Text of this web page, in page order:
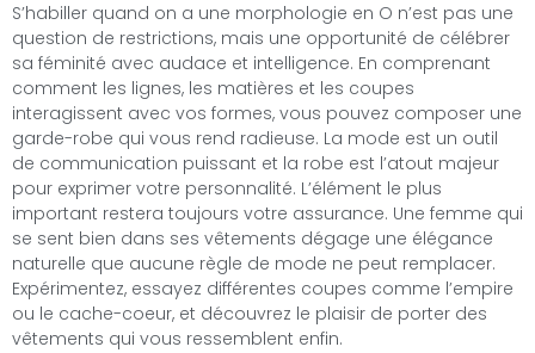
S’habiller quand on a une morphologie en O n’est pas une
question de restrictions, mais une opportunité de célébrer
sa féminité avec audace et intelligence. En comprenant
comment les lignes, les matières et les coupes
interagissent avec vos formes, vous pouvez composer une
garde-robe qui vous rend radieuse. La mode est un outil
de communication puissant et la robe est l’atout majeur
pour exprimer votre personnalité. L’élément le plus
important restera toujours votre assurance. Une femme qui
se sent bien dans ses vêtements dégage une élégance
naturelle que aucune règle de mode ne peut remplacer.
Expérimentez, essayez différentes coupes comme l’empire
ou le cache-coeur, et découvrez le plaisir de porter des
vêtements qui vous ressemblent enfin.